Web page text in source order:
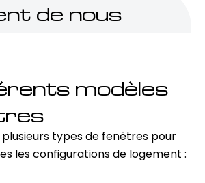
de nous
modèles
types de fenêtres pour
les configurations de logement :